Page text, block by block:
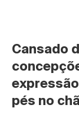
Cansado
pés no